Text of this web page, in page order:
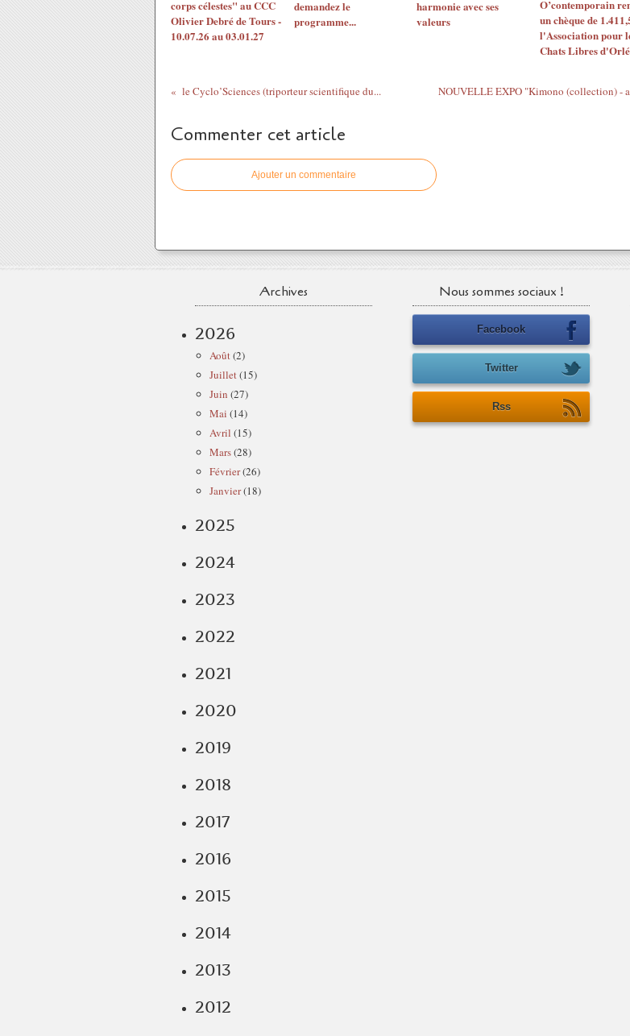
corps célestes" au CCC
Olivier Debré de Tours -
10.07.26 au 03.01.27
demandez le
programme...
harmonie avec ses
valeurs
O’contemporain
un chèque de
l'Association pour
Chats Libres
le Cyclo’Sciences (triporteur scientifique du... NOUVELLE EXPO "Kimono (collection) -
Commenter cet article
Ajouter un commentaire
Archives
2026
Août(2)
Juillet(15)
Juin (27)
Mai (14)
Avril (15)
Mars(28)
Février(26)
Janvier(18)
2025
2024
2023
2022
2021
2020
2019
2018
2017
2016
2015
2014
2013
2012
Nous sommes sociaux !
Facebook
Twitter
Rss